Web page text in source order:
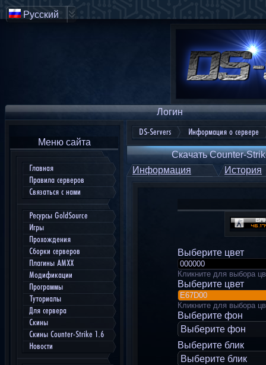
Логин
Меню сайта
Главная
Правила серверов
Связаться с нами
Ресурсы GoldSource
Игры
Прохождения
Сборки серверов
Плагины AMXX
Модификации
Программы
Туториалы
Для сервера
Скины
Скины Counter-Strike 1.6
Новости
DS-Servers Информация о сервере
Скачать Counter-
Информация
История
Выберите цвет
Кликните для выбора
Выберите цвет
Кликните для выбора
Выберите фон
Выберите фон
Выберите блик
Выберите блик
Русский